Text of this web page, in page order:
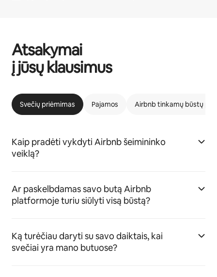
Atsakymai
į jūsų klausimus
Svečių priėmimas Pajamos Airbnb tinkamų būstų
Kaip pradėti vykdyti Airbnb šeimininko
veiklą?
Ar paskelbdamas savo butą Airbnb
platformoje turiu siūlyti visą būstą?
Ką turėčiau daryti su savo daiktais, kai
svečiai yra mano butuose?